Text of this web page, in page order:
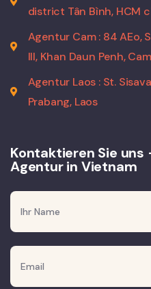
district Tân Bình, HCM
Agentur Cam : 84 AEo,
III, Khan Daun Penh,
Agentur Laos : St.
Prabang, Laos
Kontaktieren Sie
Agentur in Vietnam